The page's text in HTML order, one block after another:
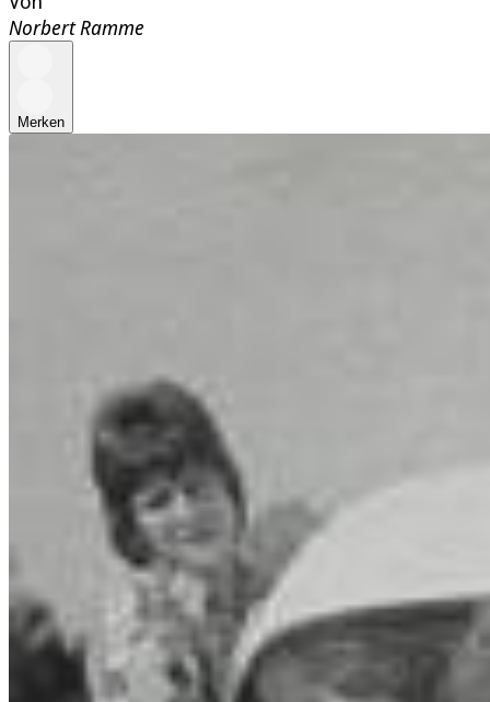
Norbert Ramme
Merken